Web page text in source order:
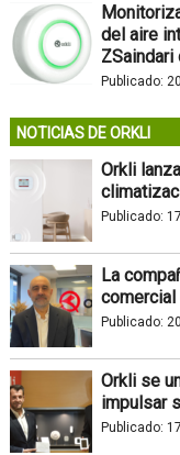
del aire
ZSaindari
Publicado:
NOTICIAS DE ORKLI
Orkli
Publicado:
La
comercial
Publicado:
Orkli se
impulsar
Publicado: